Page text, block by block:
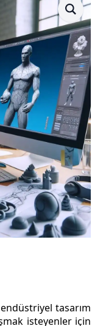
tasarım
isteyenler için